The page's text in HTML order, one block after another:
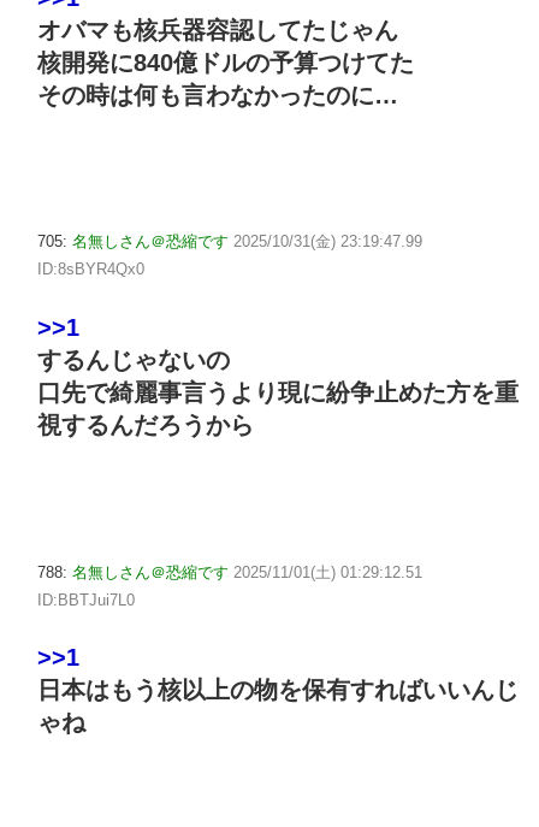
オバマも核兵器容認してたじゃん
核開発に840億ドルの予算つけてた
その時は何も言わなかったのに…
705: 名無しさん＠恐縮です 2025/10/31(金) 23:19:47.99
ID:8sBYR4Qx0
>>1
するんじゃないの
口先で綺麗事言うより現に紛争止めた方を重
視するんだろうから
788: 名無しさん＠恐縮です 2025/11/01(土) 01:29:12.51
ID:BBTJui7L0
>>1
日本はもう核以上の物を保有すればいいんじ
ゃね